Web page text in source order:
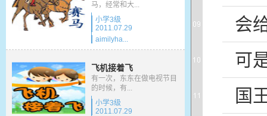
马，经常和大...
小学3级
2011.07.29
aimilyha...
飞机接着飞
有一次，东东在做电视节目
的时候，有...
小学3级
2011.07.29
会
可
国